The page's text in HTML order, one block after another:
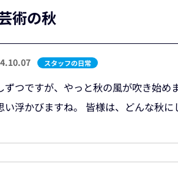
術の秋
スタッフの日常
ずつですが、やっと秋の風が吹き始
い浮かびますね。 皆様は、どんな秋